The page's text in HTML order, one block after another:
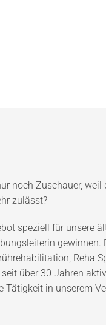
noch Zuschauer,
zulässt?
speziell für unsere
Reha
über 30 Jahren
in unserem